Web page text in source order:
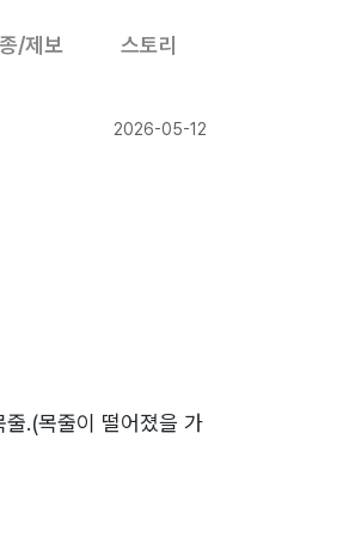
/제보 스토리
2026-05-12
.(목줄이 떨어졌을 가